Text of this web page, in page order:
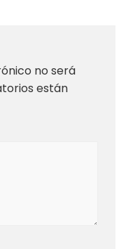
no será
están